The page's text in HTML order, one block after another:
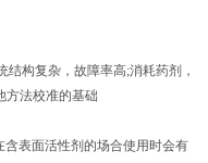
构复杂，故障率高;消耗药剂，
方法校准的基础
表面活性剂的场合使用时会有